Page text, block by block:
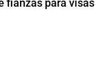
fianzas para visas